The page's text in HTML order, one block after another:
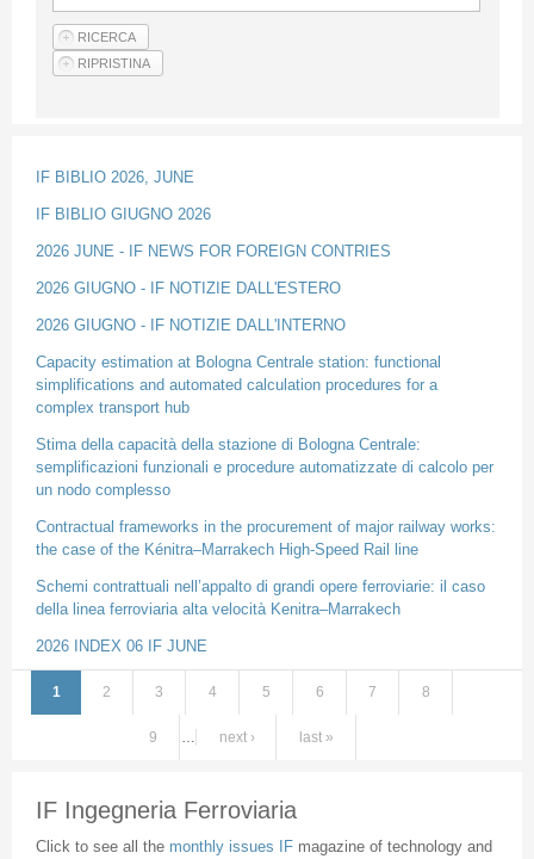
Articles
IF BIBLIO 2026, JUNE
IF BIBLIO GIUGNO 2026
2026 JUNE - IF NEWS FOR FOREIGN CONTRIES
2026 GIUGNO - IF NOTIZIE DALL'ESTERO
2026 GIUGNO - IF NOTIZIE DALL'INTERNO
Capacity estimation at Bologna Centrale station: functional
simplifications and automated calculation procedures for a
complex transport hub
Stima della capacità della stazione di Bologna Centrale:
semplificazioni funzionali e procedure automatizzate di calcolo per
un nodo complesso
Contractual frameworks in the procurement of major railway works:
the case of the Kénitra–Marrakech High-Speed Rail line
Schemi contrattuali nell’appalto di grandi opere ferroviarie: il caso
della linea ferroviaria alta velocità Kenitra–Marrakech
2026 INDEX 06 IF JUNE
Pages
1 2 3 4 5 6 7 8
9 … next › last »
IF Ingegneria Ferroviaria
Click to see all the monthly issues IF magazine of technology and